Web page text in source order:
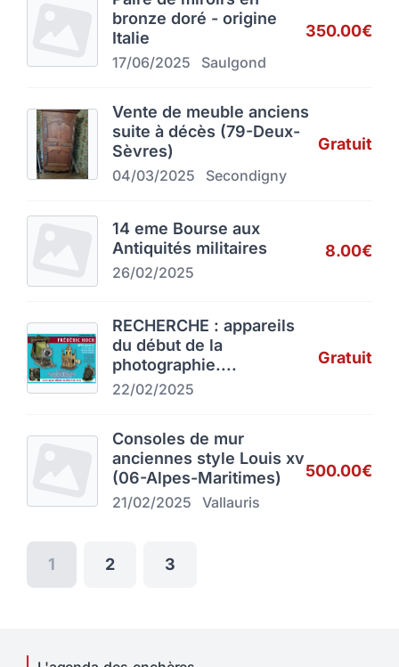
bronze doré - origine
Italie
17/06/2025 Saulgond
350.00€
Vente de meuble anciens
suite à décès (79-Deux-
Sèvres)
04/03/2025 Secondigny
Gratuit
14 eme Bourse aux
Antiquités militaires
26/02/2025
8.00€
RECHERCHE : appareils
du début de la
photographie....
22/02/2025
Gratuit
Consoles de mur
anciennes style Louis xv
(06-Alpes-Maritimes)
21/02/2025 Vallauris
500.00€
1 2 3